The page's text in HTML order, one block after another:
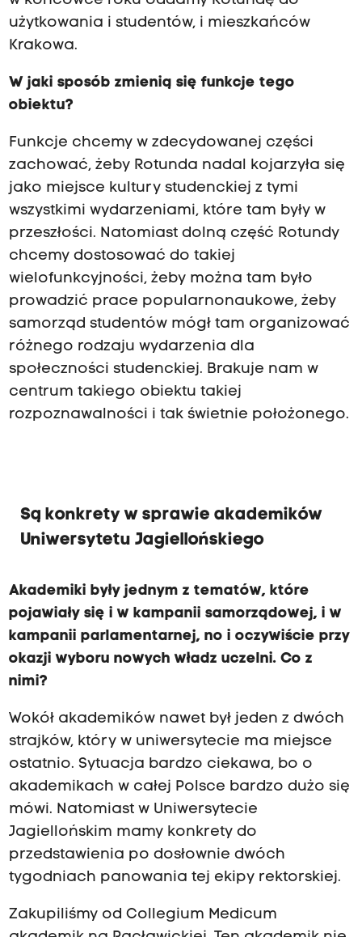
użytkowania i studentów, i mieszkańców
Krakowa.
W jaki sposób zmienią się funkcje tego
obiektu?
Funkcje chcemy w zdecydowanej części
zachować, żeby Rotunda nadal kojarzyła się
jako miejsce kultury studenckiej z tymi
wszystkimi wydarzeniami, które tam były w
przeszłości. Natomiast dolną część Rotundy
chcemy dostosować do takiej
wielofunkcyjności, żeby można tam było
prowadzić prace popularnonaukowe, żeby
samorząd studentów mógł tam organizować
różnego rodzaju wydarzenia dla
społeczności studenckiej. Brakuje nam w
centrum takiego obiektu takiej
rozpoznawalności i tak świetnie położonego.
Są konkrety w sprawie akademików
Uniwersytetu Jagiellońskiego
Akademiki były jednym z tematów, które
pojawiały się i w kampanii samorządowej, i w
kampanii parlamentarnej, no i oczywiście przy
okazji wyboru nowych władz uczelni. Co z
nimi?
Wokół akademików nawet był jeden z dwóch
strajków, który w uniwersytecie ma miejsce
ostatnio. Sytuacja bardzo ciekawa, bo o
akademikach w całej Polsce bardzo dużo się
mówi. Natomiast w Uniwersytecie
Jagiellońskim mamy konkrety do
przedstawienia po dosłownie dwóch
tygodniach panowania tej ekipy rektorskiej.
Zakupiliśmy od Collegium Medicum